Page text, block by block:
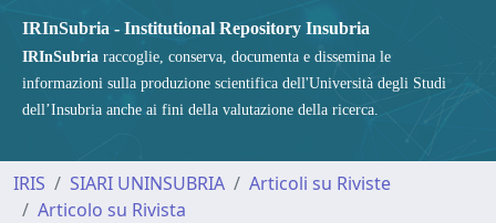
IRInSubria - Institutional Repository Insubria
IRInSubria raccoglie, conserva, documenta e dissemina le
informazioni sulla produzione scientifica dell'Università degli Studi
dell’Insubria anche ai fini della valutazione della ricerca.
IRIS SIARI UNINSUBRIA
Articoli su Riviste
Articolo su Rivista